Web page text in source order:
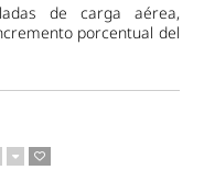
de carga aérea,
porcentual del